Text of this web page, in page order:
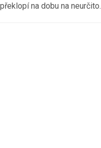
na dobu na neurčito.